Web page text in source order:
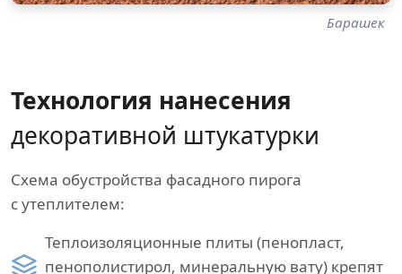
Барашек
Технология нанесения
декоративной штукатурки
Схема обустройства фасадного пирога
с утеплителем:
Теплоизоляционные плиты (пенопласт,
пенополистирол, минеральную вату) крепят